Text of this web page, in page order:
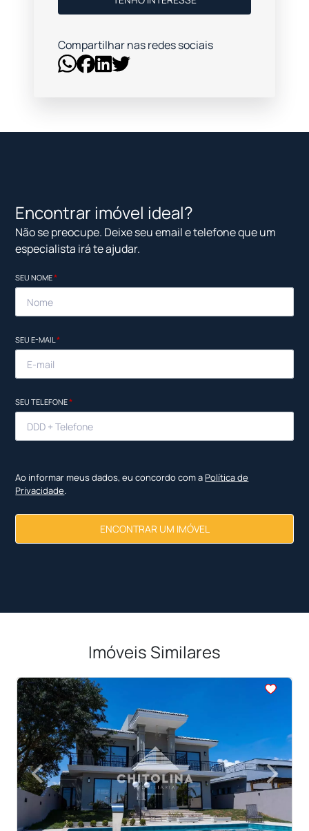
Compartilhar nas redes sociais
Encontrar imóvel ideal?
Não se preocupe. Deixe seu email e telefone que um
especialista irá te ajudar.
SEU NOME*
SEU E-MAIL*
SEU TELEFONE*
Ao informar meus dados, eu concordo com a Política de
Privacidade.
ENCONTRAR UM IMÓVEL
Imóveis Similares
<<<<
‹Previous ›
Next